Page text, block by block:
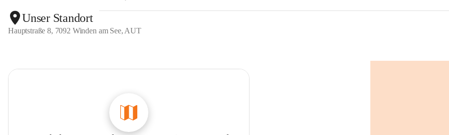
Unser Standort
Hauptstraße 8, 7092 Winden am See, AUT